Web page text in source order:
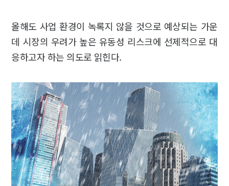
올해도 사업 환경이 녹록지 않을 것으로 예상되는 가운
데 시장의 우려가 높은 유동성 리스크에 선제적으로 대
응하고자 하는 의도로 읽힌다.